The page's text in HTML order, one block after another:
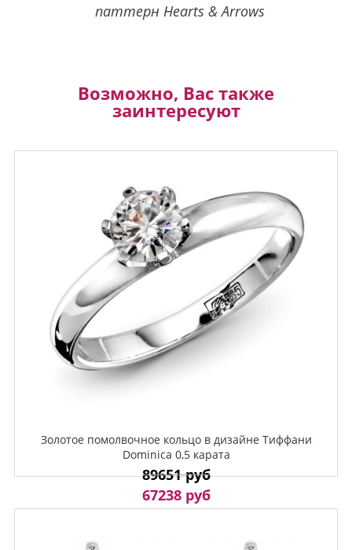
паттерн Hearts & Arrows
Возможно, Вас также
заинтересуют
Золотое помолвочное кольцо в дизайне Тиффани
Dominica 0,5 карата
89651 руб
67238 руб